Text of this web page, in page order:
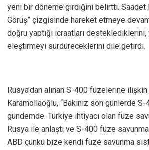
yeni bir döneme girdiğini belirtti. Saadet
Görüş” çizgisinde hareket etmeye
doğru yaptığı icraatları desteklediklerini,
eleştirmeyi sürdüreceklerini dile getirdi.
Rusya’dan alınan S-400 füzelerine
Karamollaoğlu, “Bakınız son günlerde
gündemde. Türkiye ihtiyacı olan füze
Rusya ile anlaştı ve S-400 füze
ABD çünkü bize kendi füze savunma